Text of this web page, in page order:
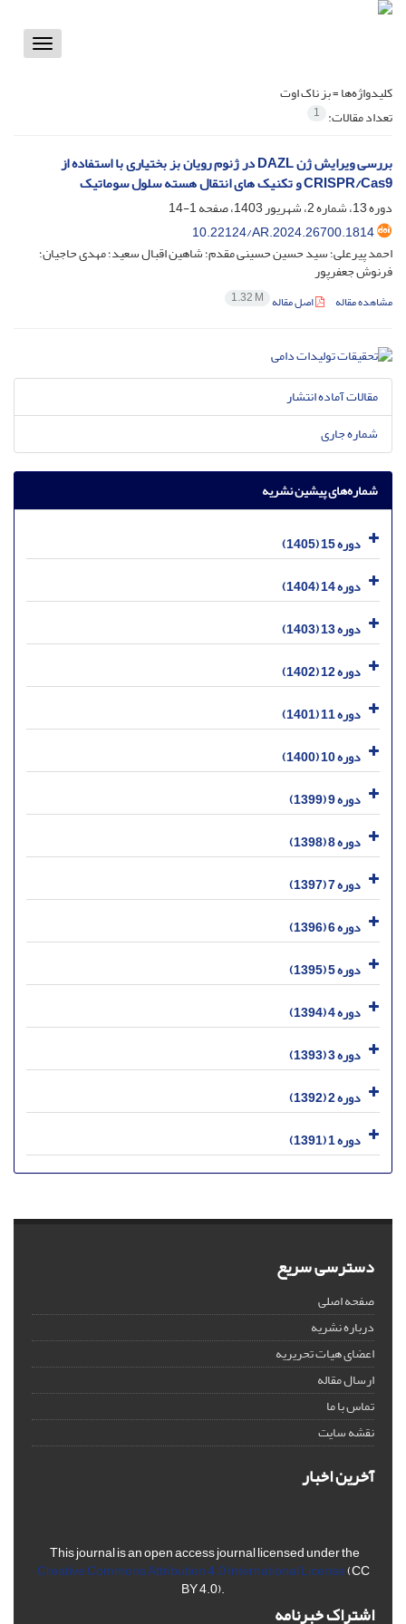
Toggle
کلیدواژه‌ها =بز ناک اوت
تعداد مقالات: 1
بررسی ویرایش ژن DAZL در ژنوم رویان بز بختیاری با استفاده از
CRISPR/Cas9 و تکنیک های انتقال هسته سلول سوماتیک
دوره 13، شماره 2، شهریور 1403، صفحه
1-14
10.22124/AR.2024.26700.1814
احمد پیرعلی؛ سید حسین حسینی مقدم؛ شاهین اقبال سعید؛ مهدی حاجیان؛
فرنوش جعفرپور
مشاهده مقاله اصل مقاله 1.32 M
مقالات آماده انتشار
شماره جاری
شماره‌های پیشین نشریه
دوره 15 (1405)
دوره 14 (1404)
دوره 13 (1403)
دوره 12 (1402)
دوره 11 (1401)
دوره 10 (1400)
دوره 9 (1399)
دوره 8 (1398)
دوره 7 (1397)
دوره 6 (1396)
دوره 5 (1395)
دوره 4 (1394)
دوره 3 (1393)
دوره 2 (1392)
دوره 1 (1391)
دسترسی سریع
صفحه اصلی
درباره نشریه
اعضای هیات تحریریه
ارسال مقاله
تماس با ما
نقشه سایت
آخرین اخبار
This journal is an open access journal licensed under the
Creative Commons Attribution 4.0 International License(CC
BY 4.0).
اشتراک خبرنامه